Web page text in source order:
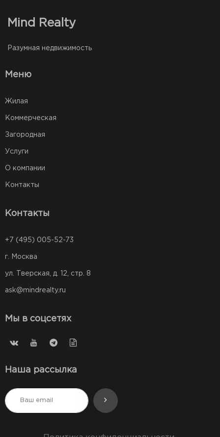
Mind Realty
Разумная недвижимость
Меню
Жилая
Коммерческая
Загородная
Услуги
О компании
Контакты
Контакты
+7 (495) 005-52-73
г. Москва
ул. Тверская, д. 12, стр. 8
ask@mindrealty.ru
Мы в соцсетях
Наша рассылка